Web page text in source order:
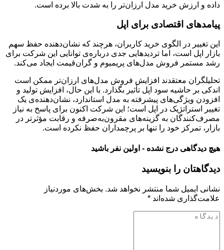
داده و ارزش خرید مدل ارزان‌تر را به شدت بالا برده است.
پیامدهای اقتصادی برای اپل
این تغییر در الگوی خرید کاربران، هرچند که نشان‌دهنده حفظ سهم
بازار اپل است، اما تردیدهایی جدی درباره‌ی توانایی این شرکت برای
رشد مستمر فروش مدل‌های پریمیوم و گران‌قیمت ایجاد می‌کند.
تحلیلگران معتقدند افزایش فروش مدل‌های ارزان‌تر ممکن است
اندکی بر حاشیه سود اپل تأثیر بگذارد. با این حال، افزایش تولید و
افزودن ویژگی‌های پیشرفته به مدل استاندارد، نشان‌دهنده‌ی یک
تغییر استراتژیک در اپل است؛ این شرکت اکنون برای پاسخ به نیاز
مصرف‌کنندگان به گزینه‌های مقرون‌به‌صرفه و رقابت مؤثرتر در
بازار، تمرکز خود را تنها بر پرچمداران حفظ نکرده است.
هیچ دیدگاهی درج نشده - اولین نفر باشید
دیدگاهتان را بنویسید
نشانی ایمیل شما منتشر نخواهد شد. بخش‌های موردنیاز
علامت‌گذاری شده‌اند *